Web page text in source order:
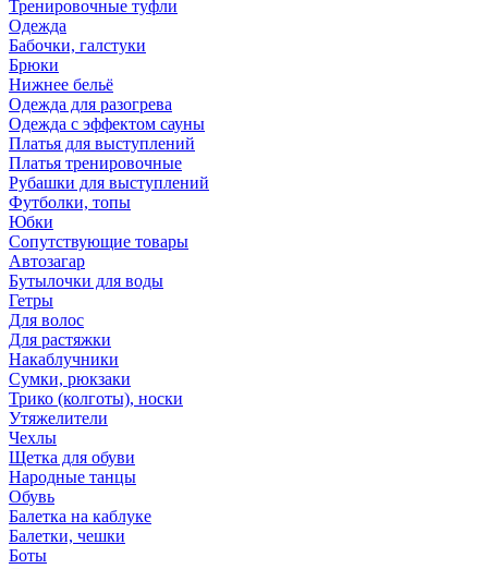
Тренировочные туфли
Одежда
Бабочки, галстуки
Брюки
Нижнее бельё
Одежда для разогрева
Одежда с эффектом сауны
Платья для выступлений
Платья тренировочные
Рубашки для выступлений
Футболки, топы
Юбки
Сопутствующие товары
Автозагар
Бутылочки для воды
Гетры
Для волос
Для растяжки
Накаблучники
Сумки, рюкзаки
Трико (колготы), носки
Утяжелители
Чехлы
Щетка для обуви
Народные танцы
Обувь
Балетка на каблуке
Балетки, чешки
Боты